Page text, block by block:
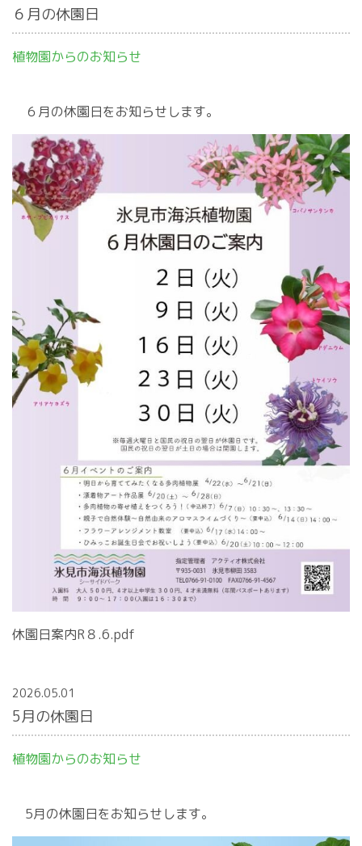
６月の休園日
植物園からのお知らせ
６月の休園日をお知らせします。
休園日案内R８.6.pdf
2026.05.01
5月の休園日
植物園からのお知らせ
5月の休園日をお知らせします。